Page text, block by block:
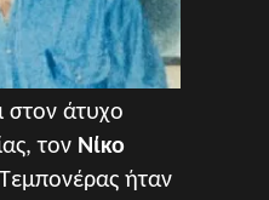
στον άτυχο
τον Νίκο
ήταν